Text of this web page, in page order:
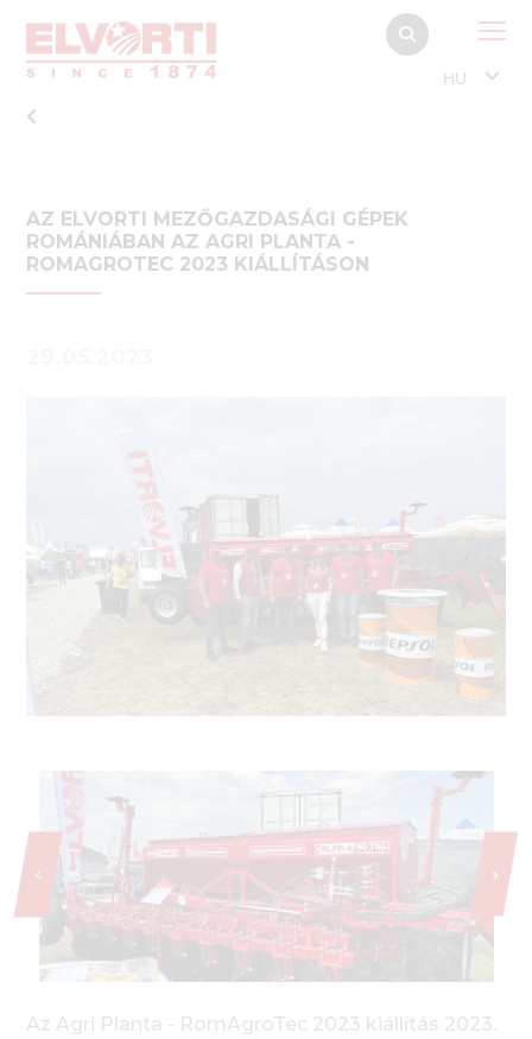
HU
AZ ELVORTI MEZŐGAZDASÁGI GÉPEK
ROMÁNIÁBAN AZ AGRI PLANTA -
ROMAGROTEC 2023 KIÁLLÍTÁSON
Az Agri Planta - RomAgroTec 2023 kiállítás 2023.